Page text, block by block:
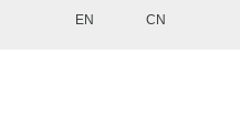
CN
EN